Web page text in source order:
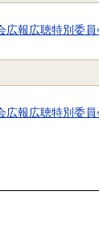
広報広聴特別委
広報広聴特別委